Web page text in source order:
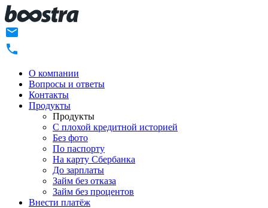
О компании
Вопросы и ответы
Контакты
Продукты
Продукты
C плохой кредитной историей
Без фото
По паспорту
На карту Сбербанка
До зарплаты
Займ без отказа
Займ без процентов
Внести платёж